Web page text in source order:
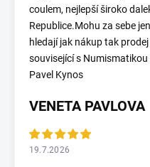
coulem, nejlepší široko
Republice.Mohu za sebe
hledají jak nákup tak
související s
Pavel Kynos
VENETA PAVLOVA
19.7.2026